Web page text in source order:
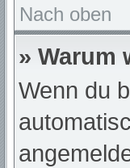
Nach oben
» Warum
Wenn du